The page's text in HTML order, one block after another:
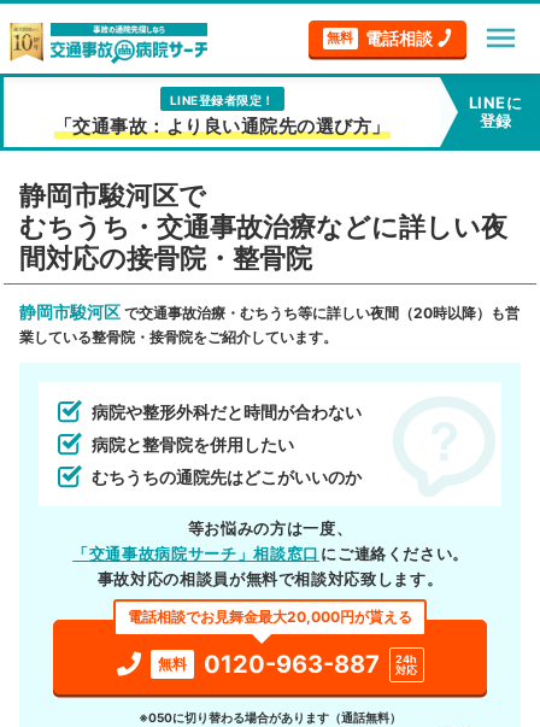
無料 電話相談 menu
LINE登録者限定！
「交通事故：より良い通院先の選び方」
LINEに
登録
静岡市駿河区で
むちうち・交通事故治療などに詳しい夜
間対応の接骨院・整骨院
静岡市駿河区 で交通事故治療・むちうち等に詳しい夜間（20時以降）も営
業している整骨院・接骨院をご紹介しています。
病院や整形外科だと時間が合わない
病院と整骨院を併用したい
むちうちの通院先はどこがいいのか
等お悩みの方は一度、
「交通事故病院サーチ」相談窓口 にご連絡ください。
事故対応の相談員が無料で相談対応致します。
電話相談でお見舞金最大20,000円が貰える
無料 0120-963-887
24h
対応
※050に切り替わる場合があります（通話無料）